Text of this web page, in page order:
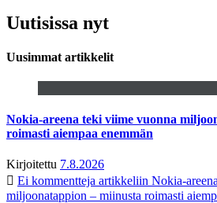
Uutisissa nyt
Uusimmat artikkelit
Nokia-areena teki viime vuonna
roimasti aiempaa enemmän
Kirjoitettu 7.8.2026
Ei kommentteja artikkeliin Nokia-
miljoonatappion – miinusta roimasti